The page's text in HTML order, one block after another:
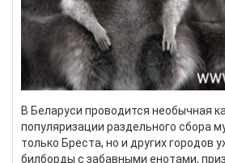
В Беларуси проводится необычная
популяризации раздельного сбора
только Бреста, но и других городов
билборды с забавными енотами,